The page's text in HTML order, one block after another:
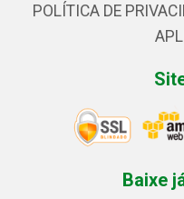
POLÍTICA DE
Baixe